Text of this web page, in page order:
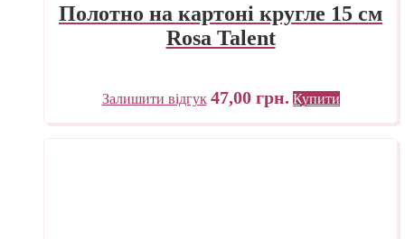
Полотно на картоні кругле 15 см
Rosa Talent
Залишити відгук 47,00 грн. Купити